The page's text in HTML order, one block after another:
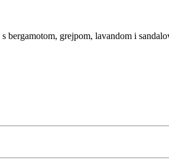
bergamotom, grejpom, lavandom i